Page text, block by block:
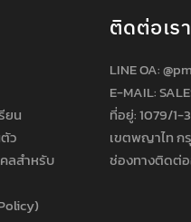
ยน
ว
ลสำหรับ
ติดต่อเรา
LINE OA:
E-MAIL:
ที่อยู่: 1079/
เขตพญาไท ก
ช่องทางติดต่